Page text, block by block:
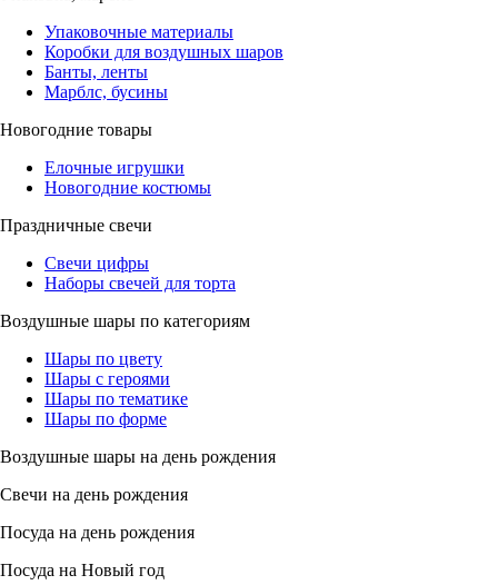
Упаковочные материалы
Коробки для воздушных шаров
Банты, ленты
Марблс, бусины
Новогодние товары
Елочные игрушки
Новогодние костюмы
Праздничные свечи
Свечи цифры
Наборы свечей для торта
Воздушные шары по категориям
Шары по цвету
Шары с героями
Шары по тематике
Шары по форме
Воздушные шары на день рождения
Свечи на день рождения
Посуда на день рождения
Посуда на Новый год